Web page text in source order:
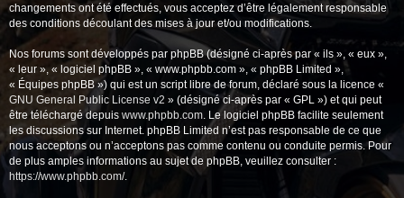
changements ont été effectués, vous acceptez d’être légalement responsable
des conditions découlant des mises à jour et/ou modifications.
Nos forums sont développés par phpBB (désigné ci-après par « ils », « eux »,
« leur », « logiciel phpBB », « www.phpbb.com », « phpBB Limited »,
« Équipes phpBB ») qui est un script libre de forum, déclaré sous la licence «
GNU General Public License v2 » (désigné ci-après par « GPL ») et qui peut
être téléchargé depuis www.phpbb.com. Le logiciel phpBB facilite seulement
les discussions sur Internet. phpBB Limited n’est pas responsable de ce que
nous acceptons ou n’acceptons pas comme contenu ou conduite permis. Pour
de plus amples informations au sujet de phpBB, veuillez consulter :
https://www.phpbb.com/.